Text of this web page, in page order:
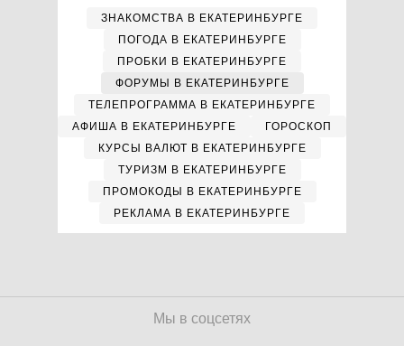
ЗНАКОМСТВА В ЕКАТЕРИНБУРГЕ
ПОГОДА В ЕКАТЕРИНБУРГЕ
ПРОБКИ В ЕКАТЕРИНБУРГЕ
ФОРУМЫ В ЕКАТЕРИНБУРГЕ
ТЕЛЕПРОГРАММА В ЕКАТЕРИНБУРГЕ
АФИША В ЕКАТЕРИНБУРГЕ
ГОРОСКОП
КУРСЫ ВАЛЮТ В ЕКАТЕРИНБУРГЕ
ТУРИЗМ В ЕКАТЕРИНБУРГЕ
ПРОМОКОДЫ В ЕКАТЕРИНБУРГЕ
РЕКЛАМА В ЕКАТЕРИНБУРГЕ
Мы в соцсетях